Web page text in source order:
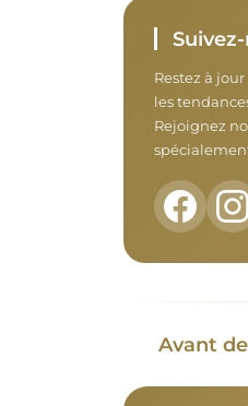
Restez à
les
Rejoignez
Avant